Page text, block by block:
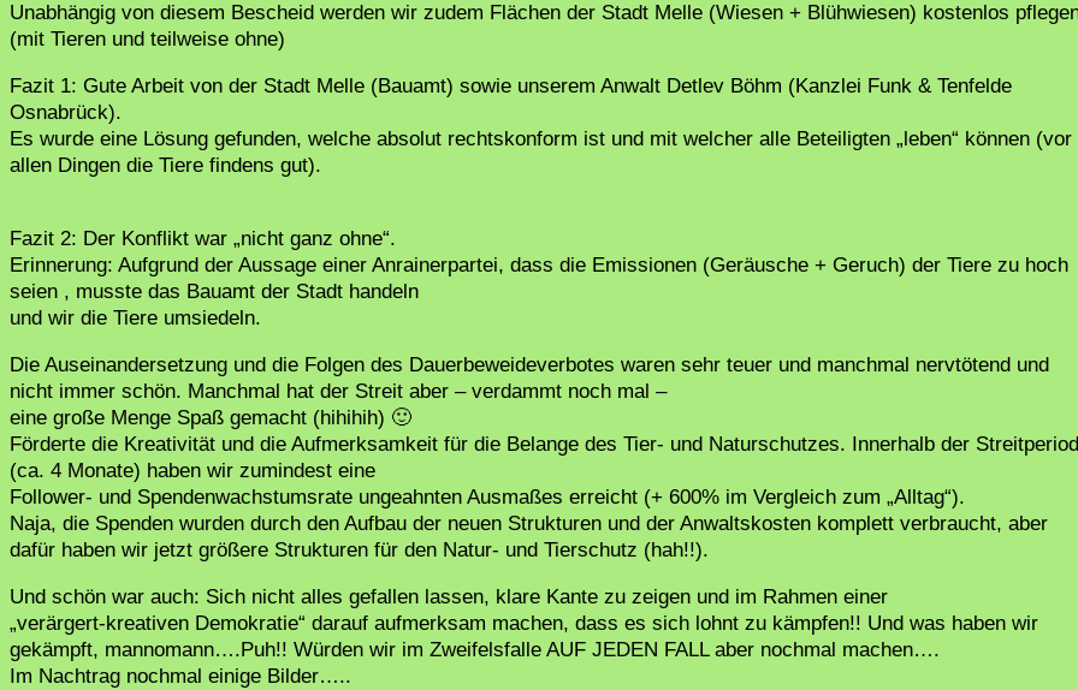
Unabhängig von diesem Bescheid werden wir zudem Flächen der Stadt Melle (Wiesen + Blühwiesen) kostenlos
(mit Tieren und teilweise ohne)
Fazit 1: Gute Arbeit von der Stadt Melle (Bauamt) sowie unserem Anwalt Detlev Böhm (Kanzlei Funk & Tenfelde
Osnabrück).
Es wurde eine Lösung gefunden, welche absolut rechtskonform ist und mit welcher alle Beteiligten „leben“ können (vor
allen Dingen die Tiere findens gut).
Fazit 2: Der Konflikt war „nicht ganz ohne“.
Erinnerung: Aufgrund der Aussage einer Anrainerpartei, dass die Emissionen (Geräusche + Geruch) der Tiere zu hoch
seien , musste das Bauamt der Stadt handeln
und wir die Tiere umsiedeln.
Die Auseinandersetzung und die Folgen des Dauerbeweideverbotes waren sehr teuer und manchmal nervtötend und
nicht immer schön. Manchmal hat der Streit aber – verdammt noch mal –
eine große Menge Spaß gemacht (hihihih) 🙂
Förderte die Kreativität und die Aufmerksamkeit für die Belange des Tier- und Naturschutzes. Innerhalb der
(ca. 4 Monate) haben wir zumindest eine
Follower- und Spendenwachstumsrate ungeahnten Ausmaßes erreicht (+ 600% im Vergleich zum „Alltag“).
Naja, die Spenden wurden durch den Aufbau der neuen Strukturen und der Anwaltskosten komplett verbraucht, aber
dafür haben wir jetzt größere Strukturen für den Natur- und Tierschutz (hah!!).
Und schön war auch: Sich nicht alles gefallen lassen, klare Kante zu zeigen und im Rahmen einer
„verärgert-kreativen Demokratie“ darauf aufmerksam machen, dass es sich lohnt zu kämpfen!! Und was haben wir
gekämpft, mannomann….Puh!! Würden wir im Zweifelsfalle AUF JEDEN FALL aber nochmal machen….
Im Nachtrag nochmal einige Bilder…..